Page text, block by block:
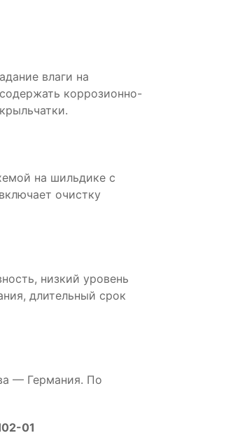
влаги на
коррозионно-
на шильдике с
очистку
низкий уровень
длительный срок
— Германия. По
01